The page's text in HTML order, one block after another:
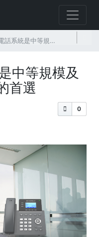
等規模及小型企業通訊方案的首選
中等規模及
首選
0